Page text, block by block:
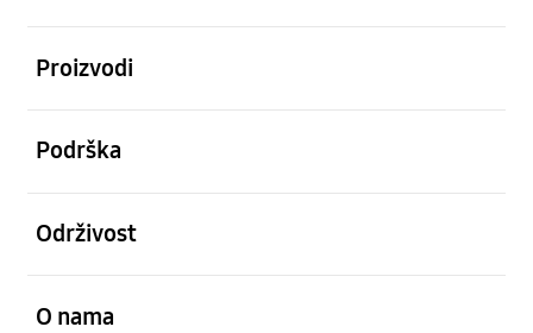
Proizvodi
Podrška
Održivost
O nama